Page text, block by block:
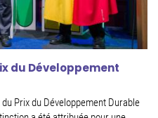
du Développement
Prix du Développement Durable